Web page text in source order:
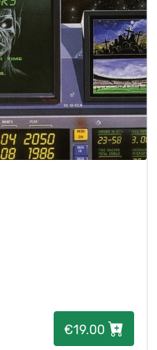
€19.00